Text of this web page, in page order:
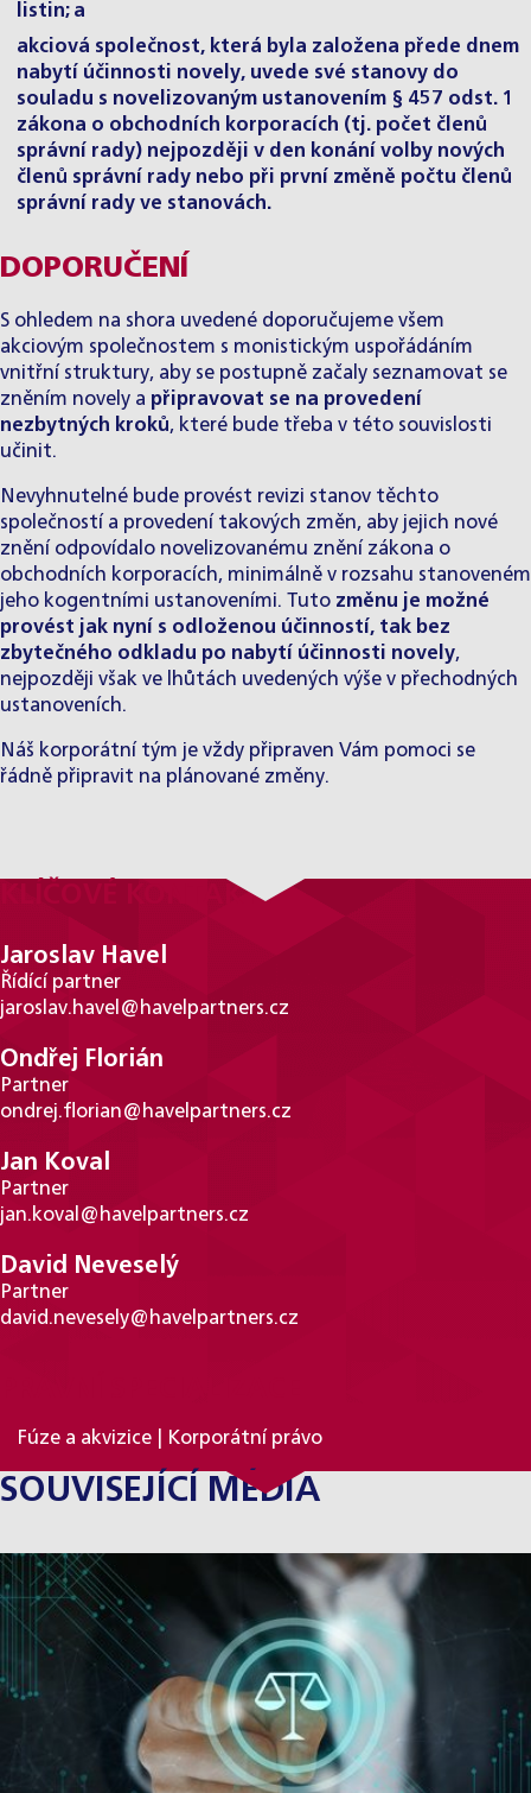
listin; a
akciová společnost, která byla založena přede dnem
nabytí účinnosti novely, uvede své stanovy do
souladu s novelizovaným ustanovením § 457 odst. 1
zákona o obchodních korporacích (tj. počet členů
správní rady) nejpozději v den konání volby nových
členů správní rady nebo při první změně počtu členů
správní rady ve stanovách.
DOPORUČENÍ
S ohledem na shora uvedené doporučujeme všem
akciovým společnostem s monistickým uspořádáním
vnitřní struktury, aby se postupně začaly seznamovat se
zněním novely a připravovat se na provedení
nezbytných kroků, které bude třeba v této souvislosti
učinit.
Nevyhnutelné bude provést revizi stanov těchto
společností a provedení takových změn, aby jejich nové
znění odpovídalo novelizovanému znění zákona o
obchodních korporacích, minimálně v rozsahu stanoveném
jeho kogentními ustanoveními. Tuto změnu je možné
provést jak nyní s odloženou účinností, tak bez
zbytečného odkladu po nabytí účinnosti novely,
nejpozději však ve lhůtách uvedených výše v přechodných
ustanoveních.
Náš korporátní tým je vždy připraven Vám pomoci se
řádně připravit na plánované změny.
KLÍČOVÉ KONTAKTY
Jaroslav Havel
Řídící partner
jaroslav.havel@havelpartners.cz
Ondřej Florián
Partner
ondrej.florian@havelpartners.cz
Jan Koval
Partner
jan.koval@havelpartners.cz
David Neveselý
Partner
david.nevesely@havelpartners.cz
Fúze a akvizice | Korporátní právo
SOUVISEJÍCÍ MÉDIA